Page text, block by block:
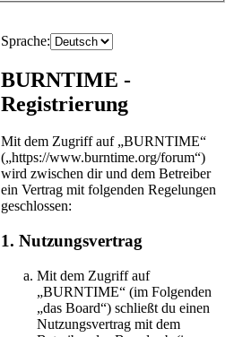
Sprache:
BURNTIME -
Registrierung
Mit dem Zugriff auf „BURNTIME“
(„https://www.burntime.org/forum“)
wird zwischen dir und dem Betreiber
ein Vertrag mit folgenden Regelungen
geschlossen:
1. Nutzungsvertrag
Mit dem Zugriff auf
„BURNTIME“ (im Folgenden
„das Board“) schließt du einen
Nutzungsvertrag mit dem